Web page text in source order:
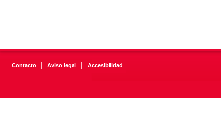
Contacto | Aviso legal | Accesibilidad